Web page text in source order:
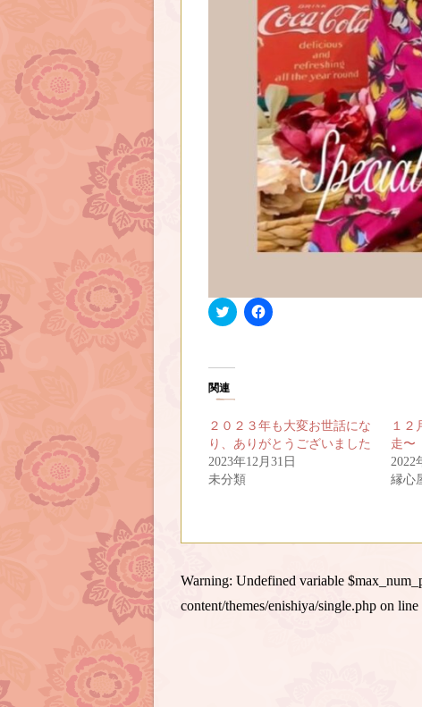
ク
リ
て
i
で
共
有
ウ
ド
ウ
で
開
F
a
有
す
る
に
は
て
さ
い
(
新
関連
２０２３年も大変お世話にな
り、ありがとうございました
2023年12月31日
未分類
１
走〜
2022
縁心
Warning: Undefined variable
content/themes/enishiya/single.php on line